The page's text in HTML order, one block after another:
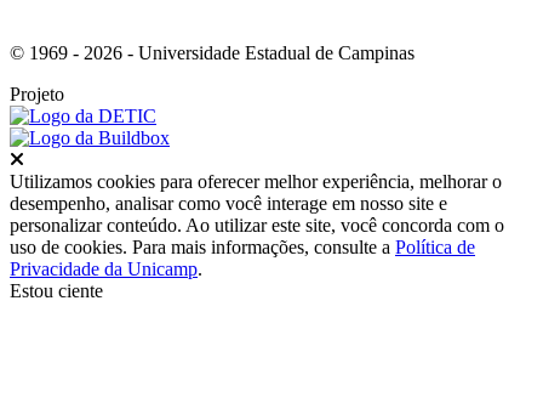
© 1969 - 2026 - Universidade Estadual de Campinas
Projeto
Utilizamos cookies para oferecer melhor experiência, melhorar o
desempenho, analisar como você interage em nosso site e
personalizar conteúdo. Ao utilizar este site, você concorda com o
uso de cookies. Para mais informações, consulte a Política de
Privacidade da Unicamp.
Estou ciente